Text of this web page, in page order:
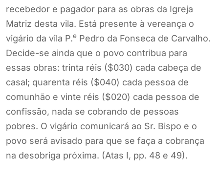
recebedor e pagador para as obras da Igreja
Matriz desta vila. Está presente à vereança o
vigário da vila P.e Pedro da Fonseca de Carvalho.
Decide-se ainda que o povo contribua para
essas obras: trinta réis ($030) cada cabeça de
casal; quarenta réis ($040) cada pessoa de
comunhão e vinte réis ($020) cada pessoa de
confissão, nada se cobrando de pessoas
pobres. O vigário comunicará ao Sr. Bispo e o
povo será avisado para que se faça a cobrança
na desobriga próxima. (Atas I, pp. 48 e 49).